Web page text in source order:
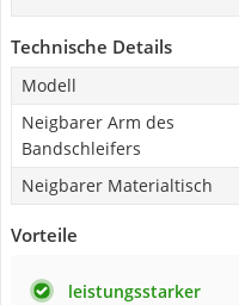
Technische Details
Modell
Neigbarer Arm des
Bandschleifers
Neigbarer Materialtisch
Vorteile
leistungsstarker